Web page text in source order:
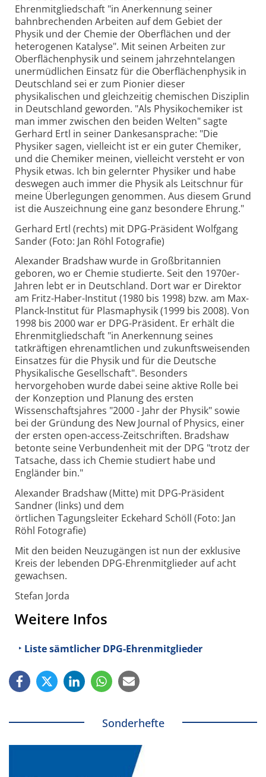
Ehrenmitgliedschaft "in Anerkennung seiner
bahnbrechenden Arbeiten auf dem Gebiet der
Physik und der Chemie der Oberflächen und der
heterogenen Katalyse". Mit seinen Arbeiten zur
Oberflächenphysik und seinem jahrzehntelangen
unermüdlichen Einsatz für die Oberflächenphysik in
Deutschland sei er zum Pionier dieser
physikalischen und gleichzeitig chemischen Disziplin
in Deutschland geworden. "Als Physikochemiker ist
man immer zwischen den beiden Welten" sagte
Gerhard Ertl in seiner Dankesansprache: "Die
Physiker sagen, vielleicht ist er ein guter Chemiker,
und die Chemiker meinen, vielleicht versteht er von
Physik etwas. Ich bin gelernter Physiker und habe
deswegen auch immer die Physik als Leitschnur für
meine Überlegungen genommen. Aus diesem Grund
ist die Auszeichnung eine ganz besondere Ehrung."
Gerhard Ertl (rechts) mit DPG-Präsident Wolfgang
Sander (Foto: Jan Röhl Fotografie)
Alexander Bradshaw wurde in Großbritannien
geboren, wo er Chemie studierte. Seit den 1970er-
Jahren lebt er in Deutschland. Dort war er Direktor
am Fritz-Haber-Institut (1980 bis 1998) bzw. am Max-
Planck-Institut für Plasmaphysik (1999 bis 2008). Von
1998 bis 2000 war er DPG-Präsident. Er erhält die
Ehrenmitgliedschaft "in Anerkennung seines
tatkräftigen ehrenamtlichen und zukunftsweisenden
Einsatzes für die Physik und für die Deutsche
Physikalische Gesellschaft". Besonders
hervorgehoben wurde dabei seine aktive Rolle bei
der Konzeption und Planung des ersten
Wissenschaftsjahres "2000 - Jahr der Physik" sowie
bei der Gründung des New Journal of Physics, einer
der ersten open-access-Zeitschriften. Bradshaw
betonte seine Verbundenheit mit der DPG "trotz der
Tatsache, dass ich Chemie studiert habe und
Engländer bin."
Alexander Bradshaw (Mitte) mit DPG-Präsident
Sandner (links) und dem
örtlichen Tagungsleiter Eckehard Schöll (Foto: Jan
Röhl Fotografie)
Mit den beiden Neuzugängen ist nun der exklusive
Kreis der lebenden DPG-Ehrenmitglieder auf acht
gewachsen.
Stefan Jorda
Weitere Infos
Liste sämtlicher DPG-Ehrenmitglieder
Sonderhefte